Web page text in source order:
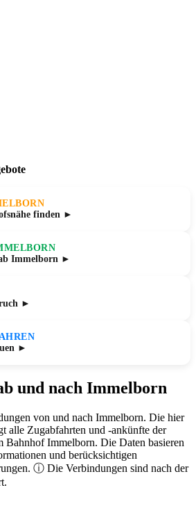
finden ►
Immelborn ►
►
►
und nach Immelborn
von und nach Immelborn. Die hier
alle Zugabfahrten und -ankünfte der
Bahnhof Immelborn. Die Daten basieren
und berücksichtigen
ⓘ Die Verbindungen sind nach der